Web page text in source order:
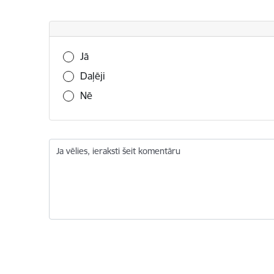
Vai šī informācija bija noderīga?
Jā
Daļēji
Nē
Ja vēlies, ieraksti šeit komentāru